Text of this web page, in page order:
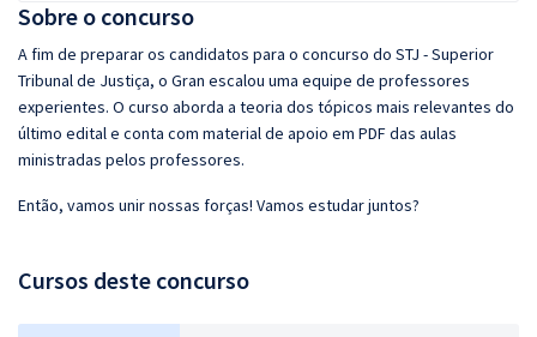
Sobre o concurso
A fim de preparar os candidatos para o concurso do STJ - Superior
Tribunal de Justiça, o Gran escalou uma equipe de professores
experientes. O curso aborda a teoria dos tópicos mais relevantes do
último edital e conta com material de apoio em PDF das aulas
ministradas pelos professores.
Então, vamos unir nossas forças! Vamos estudar juntos?
Cursos deste concurso